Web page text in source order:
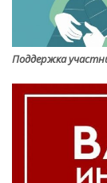
Поддержка